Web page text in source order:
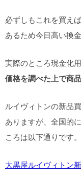
必ずしもこれを買え
あるため今日高い換
実際のところ現金化
価格を調べた上で商
ルイヴィトンの新品
ありますが、全国的
ころは以下通りです。
大黒屋ルイヴィトン